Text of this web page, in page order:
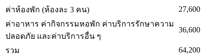
ค่าห้องพัก (ห้องละ 3 คน)
27,600
ค่าอาหาร ค่ากิจกรรมหอพัก ค่าบริการรักษาความ
ปลอดภัย และค่าบริการอื่น ๆ
36,600
รวม 64,200